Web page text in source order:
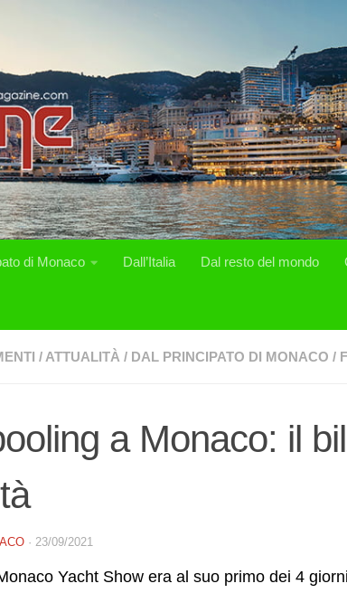
di Monaco Dall’Italia Dal resto del mondo
/ ATTUALITÀ / DAL PRINCIPATO DI MONACO /
a Monaco: il
· 23/09/2021
Yacht Show era al suo primo dei 4